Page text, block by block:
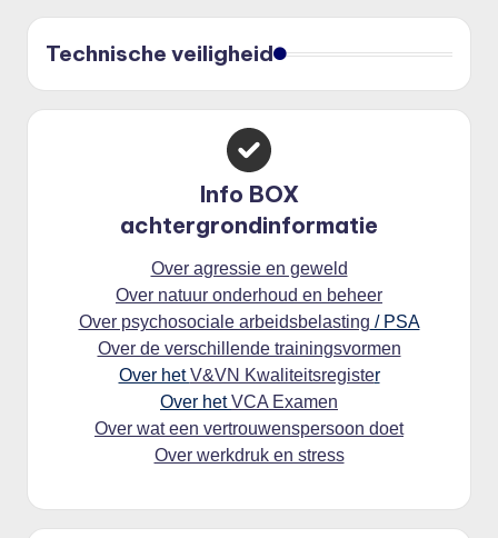
Technische veiligheid
Info BOX
achtergrondinformatie
Over agressie en geweld
Over natuur onderhoud en beheer
Over psychosociale arbeidsbelasting / PSA
Over de verschillende trainingsvormen
Over hetV&VN Kwaliteitsregister
Over hetVCA Examen
Over wat een vertrouwenspersoon doet
Over werkdruk en stress